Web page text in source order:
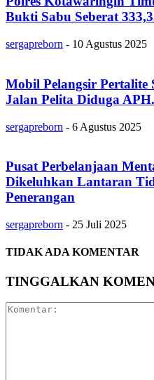
Bukti Sabu Seberat
sergapreborn - 10 Agustus 2025
Mobil Pelangsir Pertalite
Jalan Pelita Diduga
sergapreborn - 6 Agustus 2025
Pusat Perbelanjaan
Dikeluhkan Lantaran
Penerangan
sergapreborn - 25 Juli 2025
TIDAK ADA KOMENTAR
TINGGALKAN